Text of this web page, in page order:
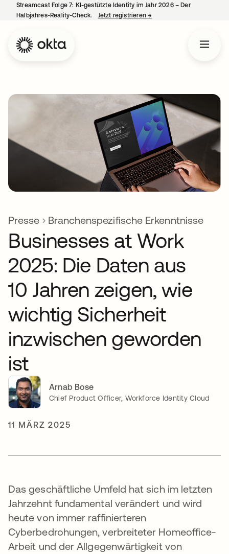
Streamcast Folge 7: KI-gestützte Identity im Jahr 2026 – Der
Halbjahres-Reality-Check.
Jetzt registrieren→
Presse Branchenspezifische Erkenntnisse
Businesses at Work
2025: Die Daten aus
10 Jahren zeigen, wie
wichtig Sicherheit
inzwischen geworden
ist
Arnab Bose
Chief Product Officer, Workforce Identity Cloud
11 MÄRZ 2025
Das geschäftliche Umfeld hat sich im letzten
Jahrzehnt fundamental verändert und wird
heute von immer raffinierteren
Cyberbedrohungen, verbreiteter Homeoffice-
Arbeit und der Allgegenwärtigkeit von